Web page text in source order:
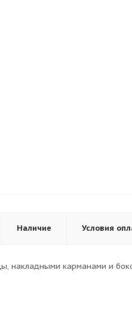
Наличие Условия
накладными карманами и